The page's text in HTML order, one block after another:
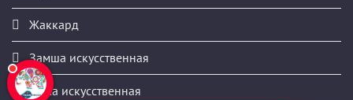
Жаккард
Замша искусственная
Кожа искусственная